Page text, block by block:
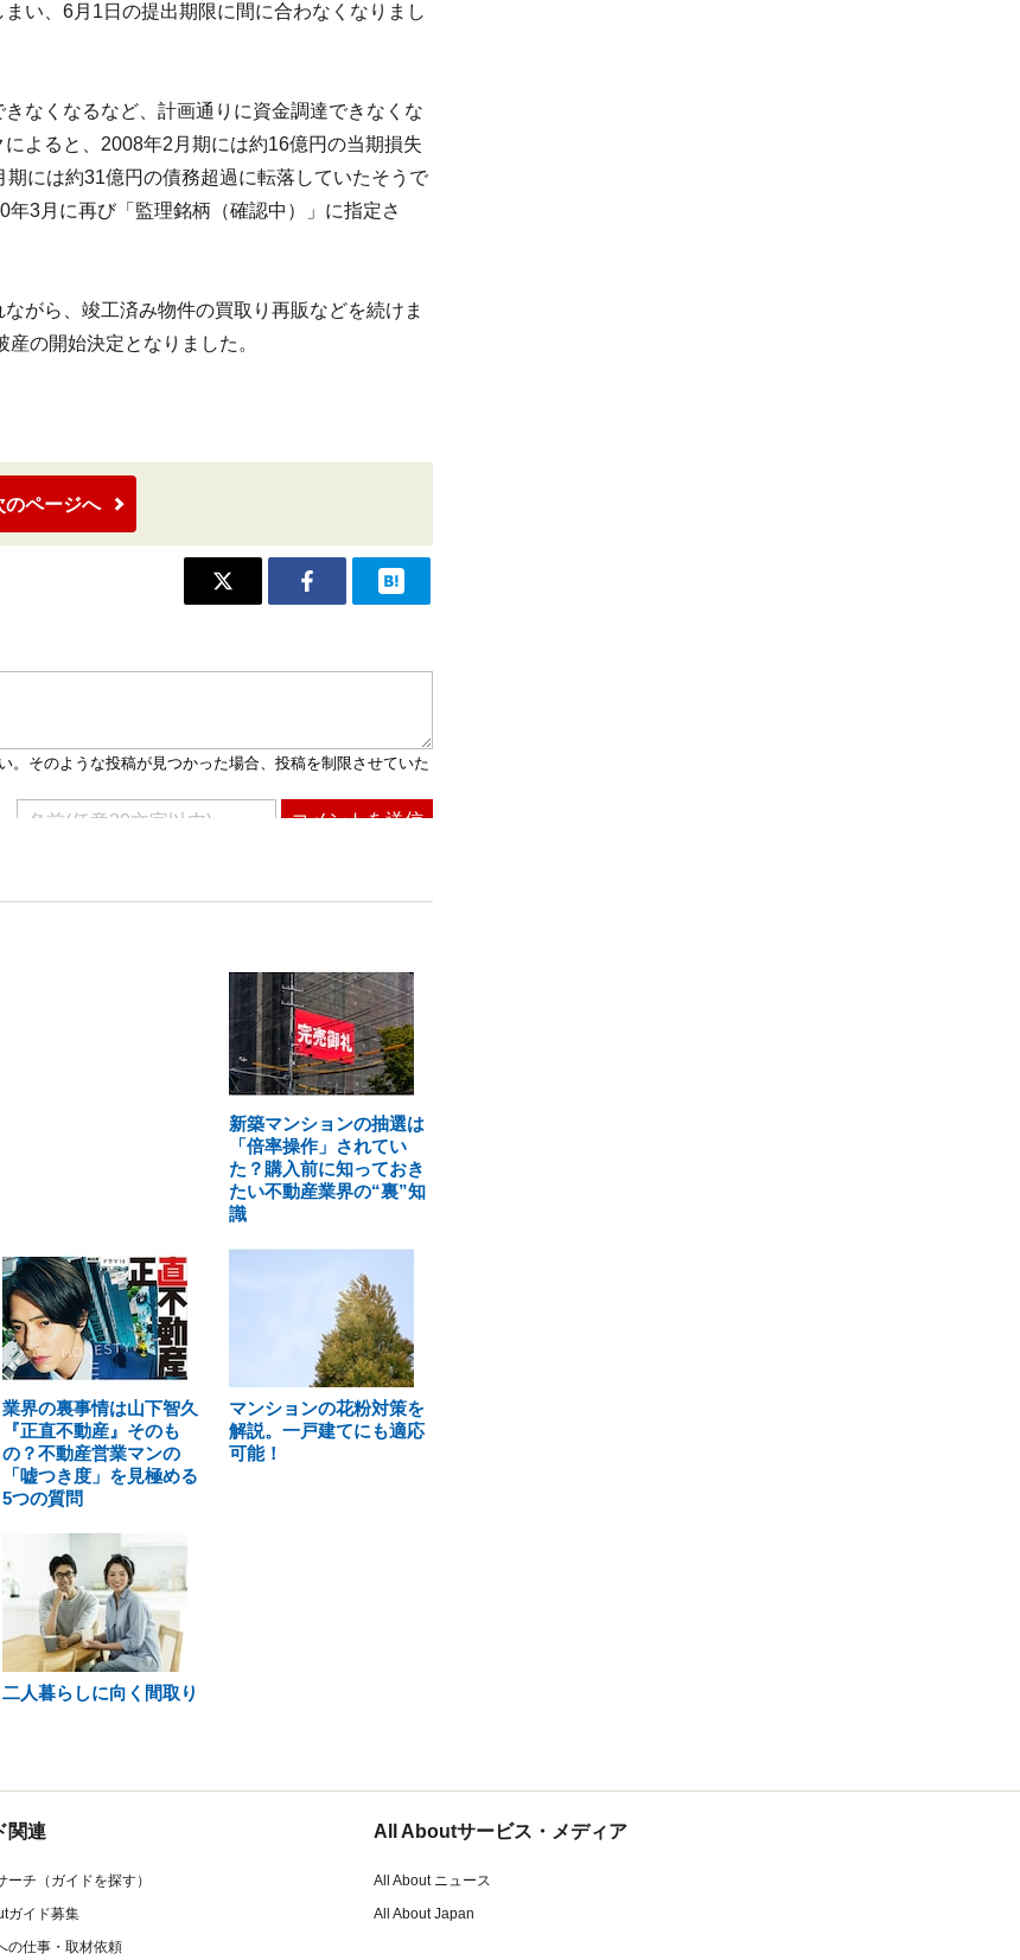
い、6月1日の提出期限に間に合わなくなりまし
なくなるなど、計画通りに資金調達できなくな
よると、2008年2月期には約16億円の当期損失
には約31億円の債務超過に転落していたそうで
3月に再び「監理銘柄（確認中）」に指定さ
がら、竣工済み物件の買取り再販などを続けま
の開始決定となりました。
のページへ
新築マンションの抽選は
「倍率操作」されてい
た？購入前に知っておき
たい不動産業界の“裏”知
識
業界の裏事情は山下智久
『正直不動産』そのも
の？不動産営業マンの
「嘘つき度」を見極める
5つの質問
マンションの花粉対策を
解説。一戸建てにも適応
可能！
二人暮らしに向く間取り
関連
ーチ（ガイドを探す）
ガイド募集
の仕事・取材依頼
All Aboutサービス・メディア
All About ニュース
All About Japan